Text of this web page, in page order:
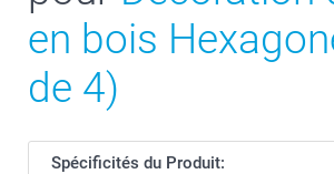
en bois
de 4)
Spécificités du Produit: